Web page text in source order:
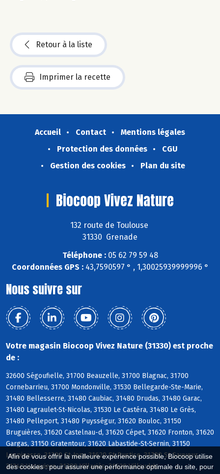
Afin de vous offrir la meilleure expérience possible, Biocoop utilise
des cookies : pour assurer une performance optimale du site, pour
Retour à la liste
Imprimer la recette
Accueil Contact
Mentions légales
Protection des données
CGU
Gestion des cookies
Plan du site
Biocoop Vivez Nature
132 route de Toulouse
31330 Grenade
Téléphone :05 62 79 59 48
Coordonnées GPS :43,7590597 ° , 1,30025939999996 °
Nous suivre sur
Votre magasin Biocoop Vivez Nature (31330) est proche
de :
32600 Ségoufielle, 31700 Beauzelle, 31700 Blagnac, 31700
Cornebarrieu, 31700 Mondonville, 31530 Bellegarde-Ste-Marie,
31480 Bellesserre, 31480 Caubiac, 31480 Drudas, 31480 Garac,
31480 Lagraulet-St-Nicolas, 31530 Le Castéra, 31480 Le Grès,
31480 Pelleport, 31480 Puysségur, 31620 Bouloc, 31150
Bruguières, 31620 Castelnau-d, 31620 Cépet, 31620 Fronton, 31620
Gargas, 31150 Gratentour, 31620 Labastide-St-Sernin, 31150
Lespinasse, 31790 St-Jory, 31620 St-Rustice, 31790 St-Sauveur,
31340 Vacquiers, 31380 Villariès, 31620 Villaudric